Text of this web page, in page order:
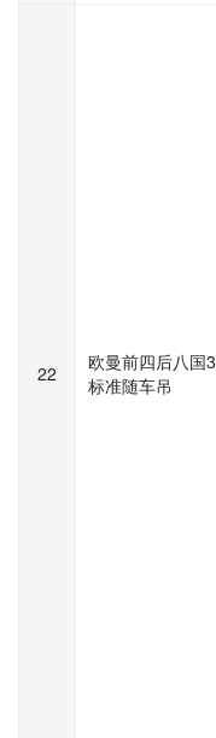
22
欧曼前四后八国3
标准随车吊